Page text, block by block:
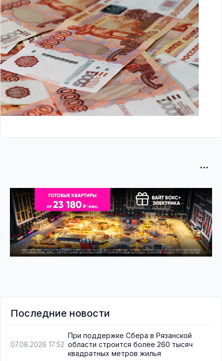
Последние новости
07.08.2026 17:52
При поддержке Сбера в Рязанской
области строится более 260 тысяч
квадратных метров жилья